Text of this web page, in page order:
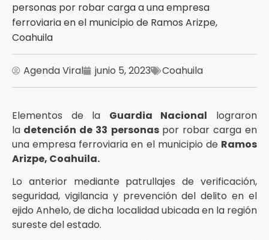
personas por robar carga a una empresa
ferroviaria en el municipio de Ramos Arizpe,
Coahuila
Agenda Viral junio 5, 2023 Coahuila
Elementos de la Guardia Nacional lograron
la detención de 33 personas por robar carga en
una empresa ferroviaria en el municipio de Ramos
Arizpe, Coahuila.
Lo anterior mediante patrullajes de verificación,
seguridad, vigilancia y prevención del delito en el
ejido Anhelo, de dicha localidad ubicada en la región
sureste del estado.